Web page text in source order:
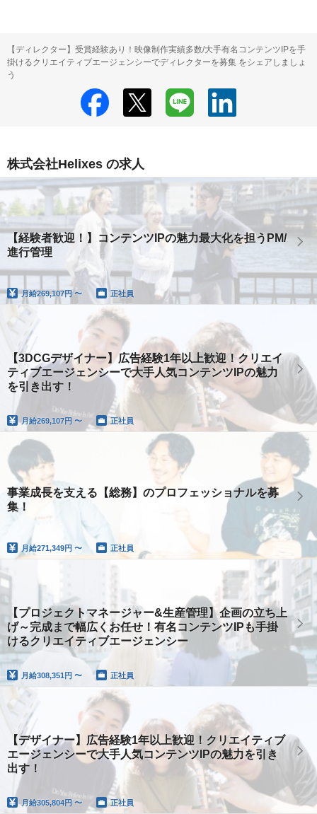
【ディレクター】受賞経験あり！映像制作実績多数/大手有名コンテンツIPを手
掛けるクリエイティブエージェンシーでディレクターを募集 をシェアしましょ
う
株式会社Helixes の求人
【経験者歓迎！】コンテンツIPの魅力最大化を担うPM/
進行管理
月給269,107円 〜 正社員
【3DCGデザイナー】広告経験1年以上歓迎！クリエイ
ティブエージェンシーで大手人気コンテンツIPの魅力
を引き出す！
月給269,107円 〜 正社員
事業成長を支える【総務】のプロフェッショナルを募
集！
月給271,349円 〜 正社員
【プロジェクトマネージャー&生産管理】企画の立ち上
げ～完成まで幅広くお任せ！有名コンテンツIPも手掛
けるクリエイティブエージェンシー
月給308,351円 〜 正社員
【デザイナー】広告経験1年以上歓迎！クリエイティブ
エージェンシーで大手人気コンテンツIPの魅力を引き
出す！
月給305,804円 〜 正社員